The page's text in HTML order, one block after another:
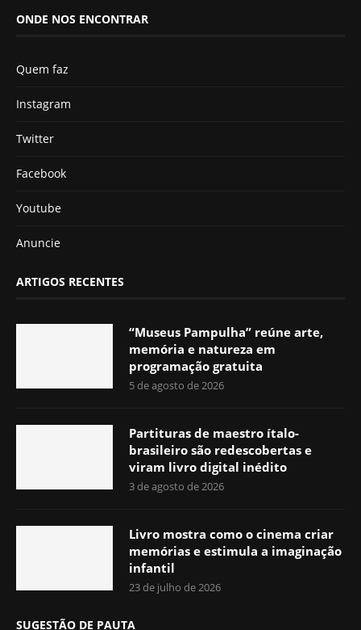
ONDE NOS ENCONTRAR
Quem faz
Instagram
Twitter
Facebook
Youtube
Anuncie
ARTIGOS RECENTES
“Museus Pampulha” reúne arte,
memória e natureza em
programação gratuita
5 de agosto de 2026
Partituras de maestro ítalo-
brasileiro são redescobertas e
viram livro digital inédito
3 de agosto de 2026
Livro mostra como o cinema criar
memórias e estimula a imaginação
infantil
23 de julho de 2026
SUGESTÃO DE PAUTA